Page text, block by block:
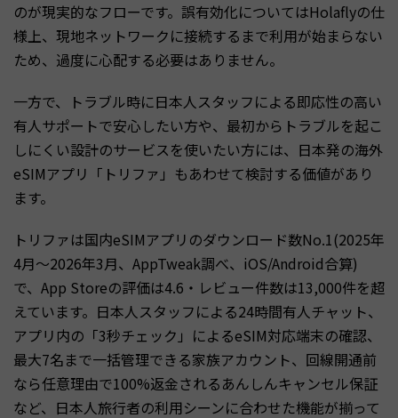
のが現実的なフローです。誤有効化についてはHolaflyの仕
様上、現地ネットワークに接続するまで利用が始まらない
ため、過度に心配する必要はありません。
一方で、トラブル時に日本人スタッフによる即応性の高い
有人サポートで安心したい方や、最初からトラブルを起こ
しにくい設計のサービスを使いたい方には、日本発の海外
eSIMアプリ「トリファ」もあわせて検討する価値があり
ます。
トリファは国内eSIMアプリのダウンロード数No.1(2025年
4月〜2026年3月、AppTweak調べ、iOS/Android合算)
で、App Storeの評価は4.6・レビュー件数は13,000件を超
えています。日本人スタッフによる24時間有人チャット、
アプリ内の「3秒チェック」によるeSIM対応端末の確認、
最大7名まで一括管理できる家族アカウント、回線開通前
なら任意理由で100%返金されるあんしんキャンセル保証
など、日本人旅行者の利用シーンに合わせた機能が揃って